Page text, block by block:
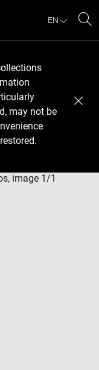
EN
may not be